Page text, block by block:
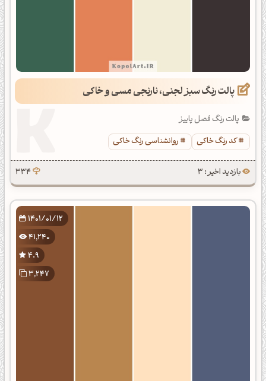
پالت رنگ سبز لجنی، نارنجی مسی و خاکی
پالت رنگ فصل پاییز
کد رنگ خاکی
روانشناسی رنگ خاکی
بازدید اخیر : 3 334
1401/01/12
41,240
4.9
3,247